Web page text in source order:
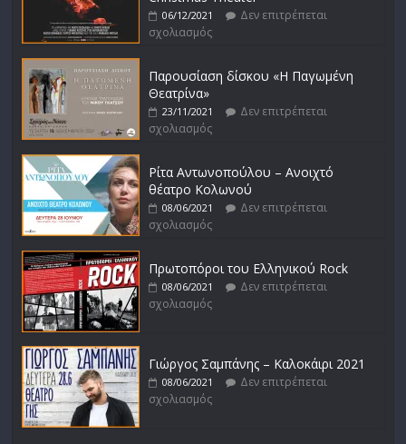
06/12/2021
Δεν επιτρέπεται
σχολιασμός
Παρουσίαση δίσκου «Η Παγωμένη
Θεατρίνα»
23/11/2021
Δεν επιτρέπεται
σχολιασμός
Ρίτα Αντωνοπούλου – Ανοιχτό
θέατρο Κολωνού
08/06/2021
Δεν επιτρέπεται
σχολιασμός
Πρωτοπόροι του Ελληνικού Rock
08/06/2021
Δεν επιτρέπεται
σχολιασμός
Γιώργος Σαμπάνης – Καλοκάιρι 2021
08/06/2021
Δεν επιτρέπεται
σχολιασμός